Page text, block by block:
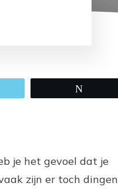
je het gevoel dat je
zijn er toch dingen